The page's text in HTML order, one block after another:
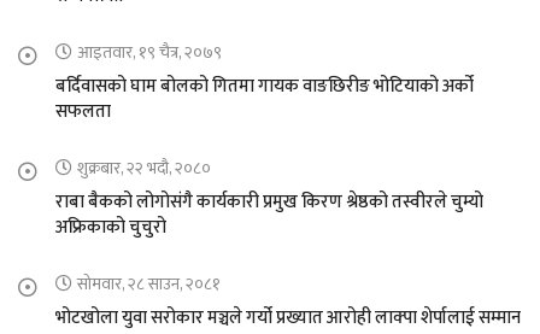
आइतवार, १९ चैत्र, २०७९
बर्दिवासको घाम बोलको गितमा गायक वाङछिरीङ भोटियाको अर्को
सफलता
शुक्रबार, २२ भदौ, २०८०
राबा बैकको लोगोसंगै कार्यकारी प्रमुख किरण श्रेष्ठको तस्वीरले चुम्यो
अफ्रिकाको चुचुरो
सोमवार, २८ साउन, २०८१
भोटखोला युवा सरोकार मञ्चले गर्यो प्रख्यात आरोही लाक्पा शेर्पालाई सम्मान